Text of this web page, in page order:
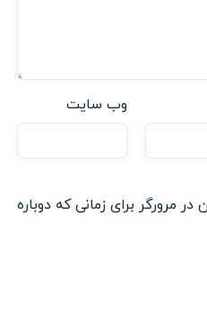
وب‌ سایت
مرورگر برای زمانی که دوباره